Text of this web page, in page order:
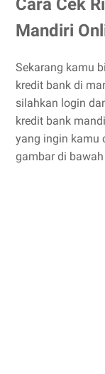
Cara Cek
Mandiri
Sekarang kamu
kredit bank di
silahkan login
kredit bank
yang ingin kamu
gambar di